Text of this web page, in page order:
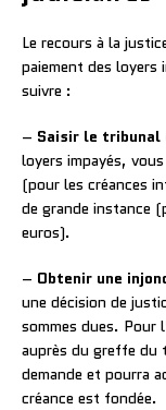
Le recours à la
paiement des loyers
suivre :
– Saisir le tribunal
loyers impayés,
(pour les créances
de grande instance
euros).
– Obtenir une
une décision de
sommes dues. Pour
auprès du greffe du
demande et pourra
créance est fondée.